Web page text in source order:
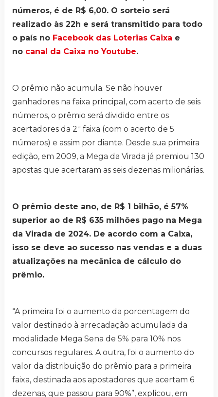
números, é de R$ 6,00. O sorteio será
realizado às 22h e será transmitido para todo
o país no Facebook das Loterias Caixa e
no canal da Caixa no Youtube.
O prêmio não acumula. Se não houver
ganhadores na faixa principal, com acerto de seis
números, o prêmio será dividido entre os
acertadores da 2ª faixa (com o acerto de 5
números) e assim por diante. Desde sua primeira
edição, em 2009, a Mega da Virada já premiou 130
apostas que acertaram as seis dezenas milionárias.
O prêmio deste ano, de R$ 1 bilhão, é 57%
superior ao de R$ 635 milhões pago na Mega
da Virada de 2024. De acordo com a Caixa,
isso se deve ao sucesso nas vendas e a duas
atualizações na mecânica de cálculo do
prêmio.
“A primeira foi o aumento da porcentagem do
valor destinado à arrecadação acumulada da
modalidade Mega Sena de 5% para 10% nos
concursos regulares. A outra, foi o aumento do
valor da distribuição do prêmio para a primeira
faixa, destinada aos apostadores que acertam 6
dezenas, que passou para 90%”, explicou, em